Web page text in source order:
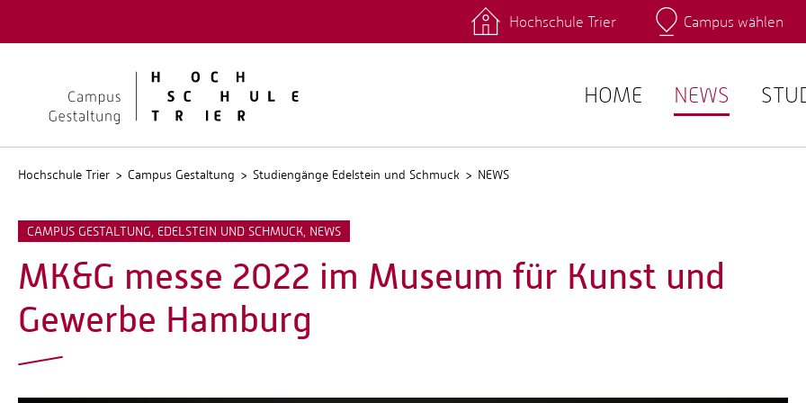
Kontakt Fachrichtungen Intranet
Hochschule Trier Campus wählen
HOME NEWS
Hochschule Trier Campus Gestaltung Studiengänge Edelstein und Schmuck NEWS
CAMPUS GESTALTUNG, EDELSTEIN UND SCHMUCK, NEWS
MK&G messe 2022 im Museum für Kunst und
Gewerbe Hamburg